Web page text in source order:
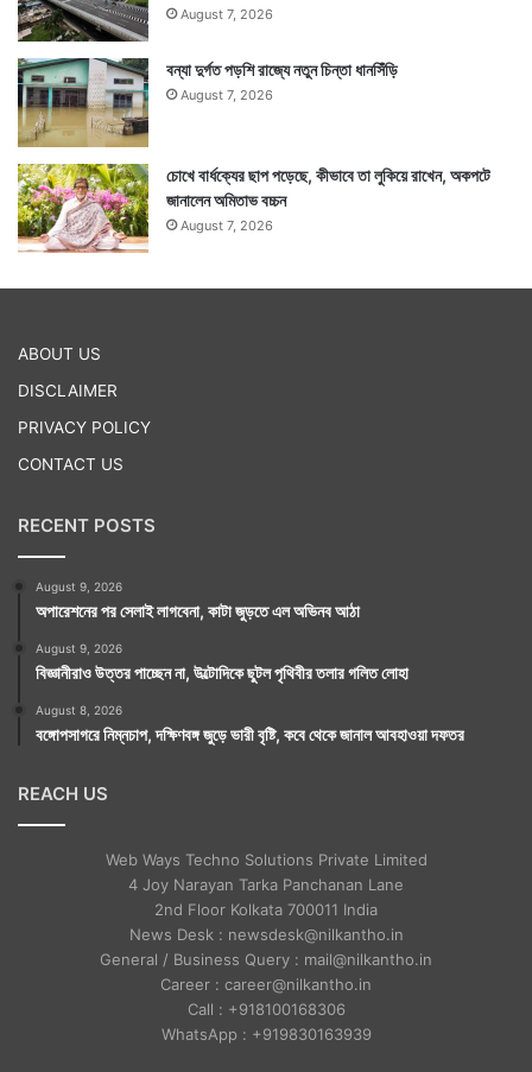
Tags Afghanistan Pakistan
August 7, 2026
বন্যা দুর্গত পড়শি রাজ্যে নতুন চিন্তা ধানসিঁড়ি
August 7, 2026
চোখে বার্ধক্যের ছাপ পড়েছে, কীভাবে তা লুকিয়ে রাখেন, অকপটে
জানালেন অমিতাভ বচ্চন
August 7, 2026
ABOUT US
DISCLAIMER
PRIVACY POLICY
CONTACT US
RECENT POSTS
August 9, 2026
অপারেশনের পর সেলাই লাগবেনা, কাটা জুড়তে এল অভিনব আঠা
August 9, 2026
বিজ্ঞানীরাও উত্তর পাচ্ছেন না, উল্টোদিকে ছুটল পৃথিবীর তলার গলিত লোহা
August 8, 2026
বঙ্গোপসাগরে নিম্নচাপ, দক্ষিণবঙ্গ জুড়ে ভারী বৃষ্টি, কবে থেকে জানাল আবহাওয়া দফতর
REACH US
Web Ways Techno Solutions Private Limited
4 Joy Narayan Tarka Panchanan Lane
2nd Floor Kolkata 700011 India
News Desk : newsdesk@nilkantho.in
General / Business Query : mail@nilkantho.in
Career : career@nilkantho.in
Call : +918100168306
WhatsApp : +919830163939